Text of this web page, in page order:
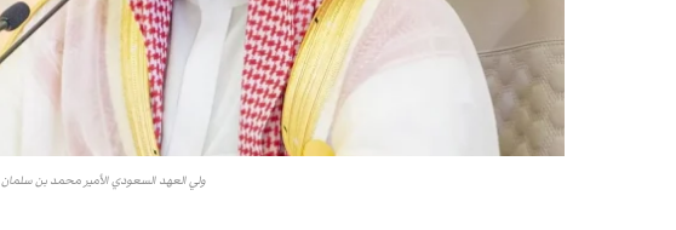
ولي العهد السعودي الأمير محمد بن سلمان